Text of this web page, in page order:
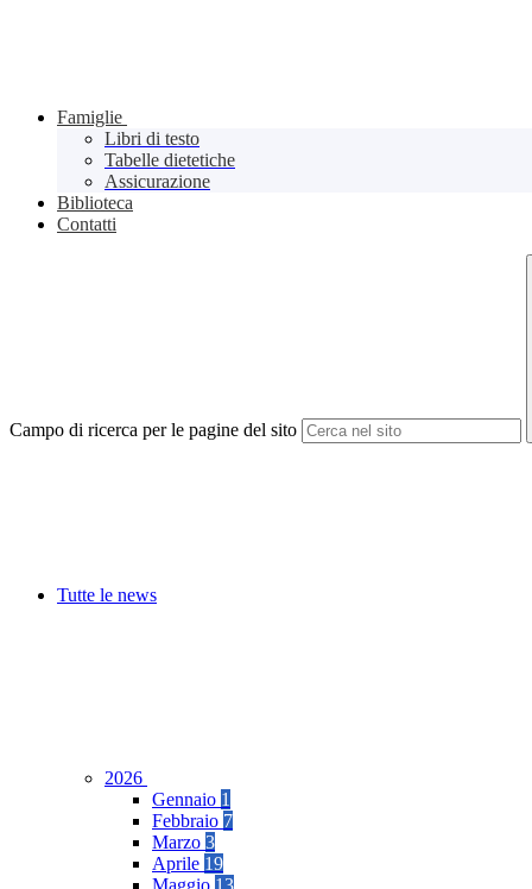
Famiglie
Libri di testo
Tabelle dietetiche
Assicurazione
Biblioteca
Contatti
Campo di ricerca per le pagine del sito
Tutte le news
2026
Gennaio 1
Febbraio 7
Marzo 3
Aprile 19